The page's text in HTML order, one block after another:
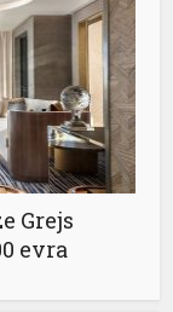
Grejs
evra